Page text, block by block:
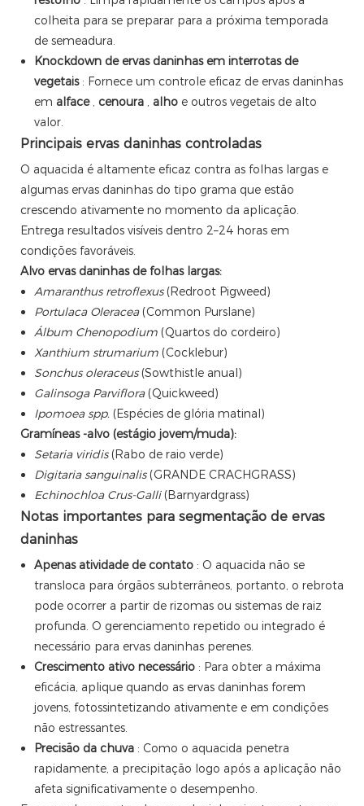
colheita para se preparar para a próxima temporada
de semeadura.
Knockdown de ervas daninhas em interrotas de
vegetais : Fornece um controle eficaz de ervas daninhas
em alface , cenoura , alho e outros vegetais de alto
valor.
Principais ervas daninhas controladas
O aquacida é altamente eficaz contra as folhas largas e
algumas ervas daninhas do tipo grama que estão
crescendo ativamente no momento da aplicação.
Entrega resultados visíveis dentro 2–24 horas em
condições favoráveis.
Alvo ervas daninhas de folhas largas:
Amaranthus retroflexus(Redroot Pigweed)
Portulaca Oleracea(Common Purslane)
Álbum Chenopodium (Quartos do cordeiro)
Xanthium strumarium (Cocklebur)
Sonchus oleraceus(Sowthistle anual)
Galinsoga Parviflora(Quickweed)
Ipomoea spp. (Espécies de glória matinal)
Gramíneas -alvo (estágio jovem/muda):
Setaria viridis(Rabo de raio verde)
Digitaria sanguinalis(GRANDE CRACHGRASS)
Echinochloa Crus-Galli(Barnyardgrass)
Notas importantes para segmentação de ervas
daninhas
Apenas atividade de contato : O aquacida não se
transloca para órgãos subterrâneos, portanto, o rebrota
pode ocorrer a partir de rizomas ou sistemas de raiz
profunda. O gerenciamento repetido ou integrado é
necessário para ervas daninhas perenes.
Crescimento ativo necessário : Para obter a máxima
eficácia, aplique quando as ervas daninhas forem
jovens, fotossintetizando ativamente e em condições
não estressantes.
Precisão da chuva : Como o aquacida penetra
rapidamente, a precipitação logo após a aplicação não
afeta significativamente o desempenho.